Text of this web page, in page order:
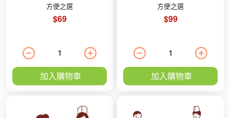
方便之選
$69
加入購物車
方便之選
$99
加入購物車